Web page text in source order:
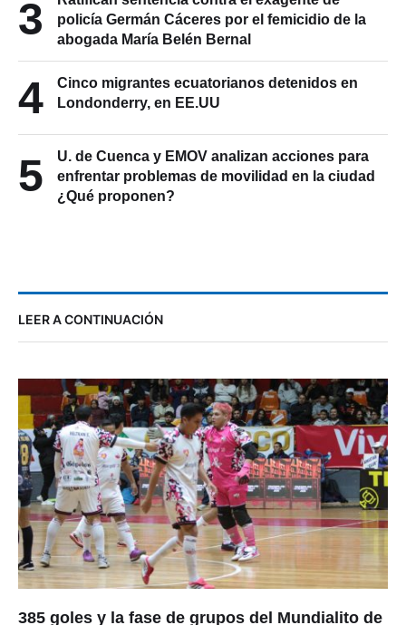
3
policía Germán Cáceres por el femicidio de la
abogada María Belén Bernal
4
Cinco migrantes ecuatorianos detenidos en
Londonderry, en EE.UU
5
U. de Cuenca y EMOV analizan acciones para
enfrentar problemas de movilidad en la ciudad
¿Qué proponen?
LEER A CONTINUACIÓN
385 goles y la fase de grupos del Mundialito de